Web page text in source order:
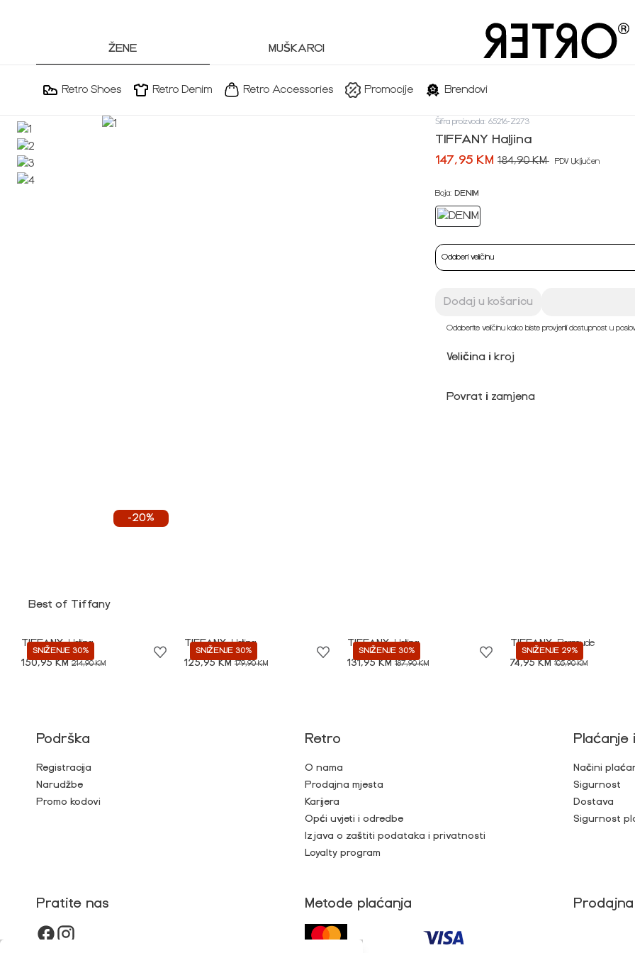
ŽENE MUŠKARCI
Retro Shoes Retro Denim Retro Accessories Promocije Brendovi
-20%
Šifra proizvoda: 65216-Z273
TIFFANY Haljina
147,95 KM 184,90 KM PDV Uključen
Boja: DENIM
Odaberi veličinu
Dodaj u košaricu
Odaberite veličinu kako biste provjerili dostupnost u
Veličina i kroj
Povrat i zamjena
Best of Tiffany
SNIŽENJE 30%
TIFFANY Haljina
150,95 KM214,90 KM
SNIŽENJE 30%
TIFFANY Haljina
125,95 KM179,90 KM
SNIŽENJE 30%
TIFFANY Haljina
131,95 KM187,90 KM
SNIŽENJE 29%
TIFFANY Bermude
74,95 KM105,90 KM
Podrška
Registracija
Narudžbe
Promo kodovi
Retro
O nama
Prodajna mjesta
Karijera
Opći uvjeti i odredbe
Izjava o zaštiti podataka i privatnosti
Loyalty program
Plaćanje
Načini
Sigurnost
Dostava
Sigurnost
Pratite nas Metode plaćanja